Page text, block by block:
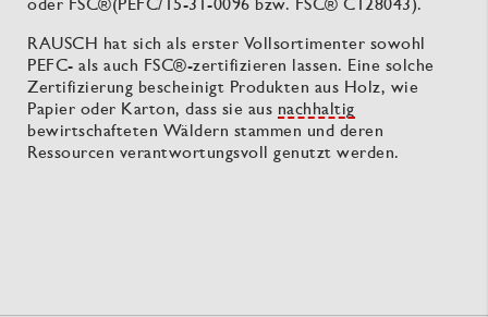
RAUSCH hat sich als erster Vollsortimenter sowohl
PEFC- als auch FSC®-zertifizieren lassen. Eine solche
Zertifizierung bescheinigt Produkten aus Holz, wie
Papier oder Karton, dass sie aus nachhaltig
bewirtschafteten Wäldern stammen und deren
Ressourcen verantwortungsvoll genutzt werden.